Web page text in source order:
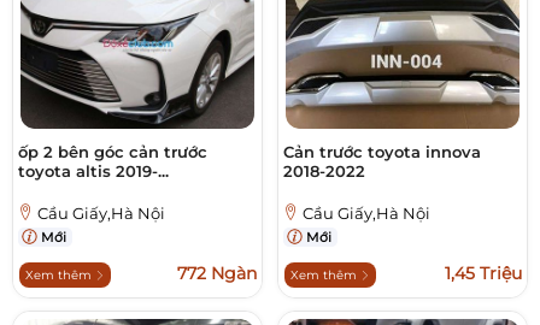
ốp 2 bên góc cản trước
toyota altis 2019-...
Cầu Giấy,Hà Nội
Mới
Xem thêm 772 Ngàn
Cản trước toyota innova
2018-2022
Cầu Giấy,Hà Nội
Mới
Xem thêm 1,45 Triệu